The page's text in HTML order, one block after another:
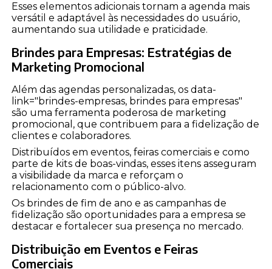
Esses elementos adicionais tornam a agenda mais
versátil e adaptável às necessidades do usuário,
aumentando sua utilidade e praticidade.
Brindes para Empresas: Estratégias de
Marketing Promocional
Além das agendas personalizadas, os data-
link="brindes-empresas, brindes para empresas"
são uma ferramenta poderosa de marketing
promocional, que contribuem para a fidelização de
clientes e colaboradores.
Distribuídos em eventos, feiras comerciais e como
parte de kits de boas-vindas, esses itens asseguram
a visibilidade da marca e reforçam o
relacionamento com o público-alvo.
Os brindes de fim de ano e as campanhas de
fidelização são oportunidades para a empresa se
destacar e fortalecer sua presença no mercado.
Distribuição em Eventos e Feiras
Comerciais